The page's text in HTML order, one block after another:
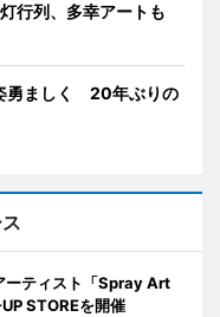
行列、多幸アートも
勇ましく 20年ぶりの
ーティスト「Spray Art
STOREを開催